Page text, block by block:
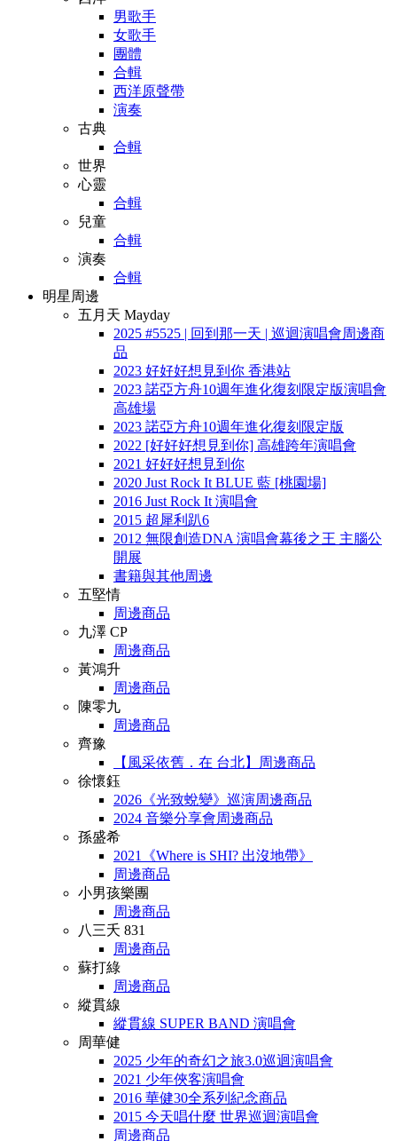
男歌手
女歌手
團體
合輯
西洋原聲帶
演奏
古典
合輯
世界
心靈
合輯
兒童
合輯
演奏
合輯
明星周邊
五月天 Mayday
2025 #5525 | 回到那一天 | 巡迴演唱會周邊商
品
2023 好好好想見到你 香港站
2023 諾亞方舟10週年進化復刻限定版演唱會
高雄場
2023 諾亞方舟10週年進化復刻限定版
2022 [好好好想見到你] 高雄跨年演唱會
2021 好好好想見到你
2020 Just Rock It BLUE 藍 [桃園場]
2016 Just Rock It 演唱會
2015 超犀利趴6
2012 無限創造DNA 演唱會幕後之王 主腦公
開展
書籍與其他周邊
五堅情
周邊商品
九澤 CP
周邊商品
黃鴻升
周邊商品
陳零九
周邊商品
齊豫
【風采依舊．在 台北】周邊商品
徐懷鈺
2026《光致蛻變》巡演周邊商品
2024 音樂分享會周邊商品
孫盛希
2021《Where is SHI? 出沒地帶》
周邊商品
小男孩樂團
周邊商品
八三夭 831
周邊商品
蘇打綠
周邊商品
縱貫線
縱貫線 SUPER BAND 演唱會
周華健
2025 少年的奇幻之旅3.0巡迴演唱會
2021 少年俠客演唱會
2016 華健30全系列紀念商品
2015 今天唱什麼 世界巡迴演唱會
周邊商品